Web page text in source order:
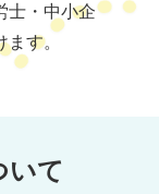
士・中小企
す。
いて